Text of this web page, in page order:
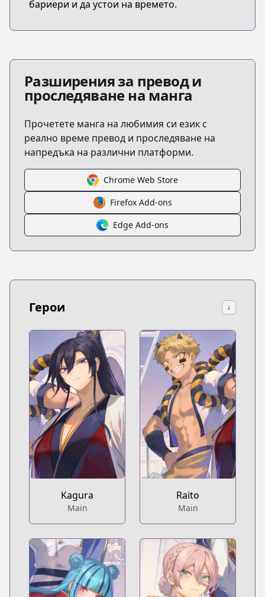
бариери и да устои на времето.
Разширения за превод и
проследяване на манга
Прочетете манга на любимия си език с
реално време превод и проследяване на
напредъка на различни платформи.
Chrome Web Store
Firefox Add-ons
Edge Add-ons
Герои ↓
Kagura
Main
Raito
Main